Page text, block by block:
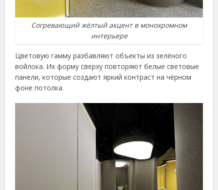
Согревающий жёлтый акцент в монохромном
интерьере
Цветовую гамму разбавляют объекты из зелёного
войлока. Их форму сверху повторяют белые световые
панели, которые создают яркий контраст на чёрном
фоне потолка.